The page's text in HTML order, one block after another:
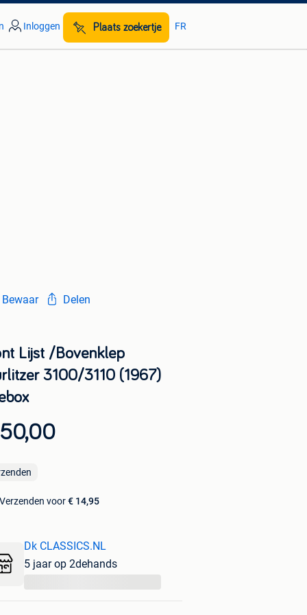
Inloggen Plaats zoekertje FR
Bewaar Delen
Lijst /Bovenklep
3100/3110 (1967)
Verzenden voor€ 14,95
Dk CLASSICS.NL
5 jaar op 2dehands